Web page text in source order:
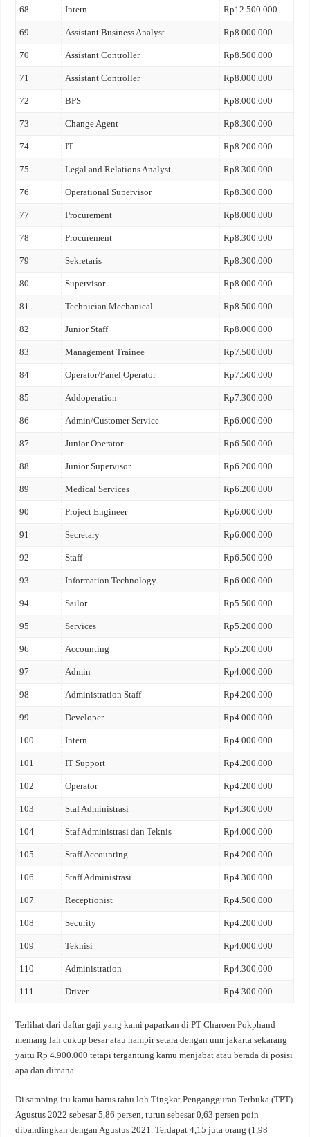
68 Intern Rp12.500.000
69 Assistant Business Analyst Rp8.000.000
70 Assistant Controller Rp8.500.000
71 Assistant Controller Rp8.000.000
72 BPS Rp8.000.000
73 Change Agent Rp8.300.000
74 IT Rp8.200.000
75 Legal and Relations Analyst Rp8.300.000
76 Operational Supervisor Rp8.300.000
77 Procurement Rp8.000.000
78 Procurement Rp8.300.000
79 Sekretaris Rp8.300.000
80 Supervisor Rp8.000.000
81 Technician Mechanical Rp8.500.000
82 Junior Staff Rp8.000.000
83 Management Trainee Rp7.500.000
84 Operator/Panel Operator Rp7.500.000
85 Addoperation Rp7.300.000
86 Admin/Customer Service Rp6.000.000
87 Junior Operator Rp6.500.000
88 Junior Supervisor Rp6.200.000
89 Medical Services Rp6.200.000
90 Project Engineer Rp6.000.000
91 Secretary Rp6.000.000
92 Staff Rp6.500.000
93 Information Technology Rp6.000.000
94 Sailor Rp5.500.000
95 Services Rp5.200.000
96 Accounting Rp5.200.000
97 Admin Rp4.000.000
98 Administration Staff Rp4.200.000
99 Developer Rp4.000.000
100 Intern Rp4.000.000
101 IT Support Rp4.200.000
102 Operator Rp4.200.000
103 Staf Administrasi Rp4.300.000
104 Staf Administrasi dan Teknis Rp4.000.000
105 Staff Accounting Rp4.200.000
106 Staff Administrasi Rp4.300.000
107 Receptionist Rp4.500.000
108 Security Rp4.200.000
109 Teknisi Rp4.000.000
110 Administration Rp4.300.000
111 Driver Rp4.300.000
Terlihat dari daftar gaji yang kami paparkan di PT Charoen Pokphand
memang lah cukup besar atau hampir setara dengan umr jakarta sekarang
yaitu Rp 4.900.000 tetapi tergantung kamu menjabat atau berada di posisi
apa dan dimana.
Di samping itu kamu harus tahu loh Tingkat Pengangguran Terbuka (TPT)
Agustus 2022 sebesar 5,86 persen, turun sebesar 0,63 persen poin
dibandingkan dengan Agustus 2021. Terdapat 4,15 juta orang (1,98